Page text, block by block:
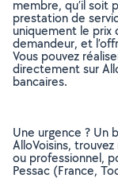
membre, qu’il soit
prestation de
uniquement le prix
demandeur, et
Vous pouvez
directement sur
bancaires.
Une urgence ? Un
AlloVoisins,
ou professionnel,
Pessac (France,